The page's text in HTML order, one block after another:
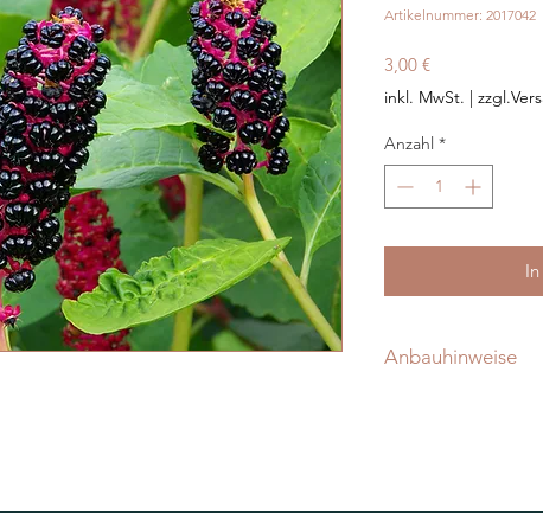
Artikelnummer: 2017042
3,00 €Preis
inkl. MwSt. |
Anzahl *
Anbauhinweise